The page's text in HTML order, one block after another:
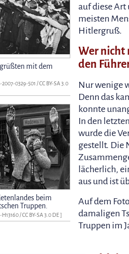
mit dem
2007-0329-501 /CC BY-SA 3.0
beim
Truppen.
H13160 /CC BY-SA 3.0 DE]
auf diese Art
meisten
Hitlergruß.
Wer
den
Nur wenige
Denn das
konnte
In den
wurde die
gestellt. Die
lächerlich,
aus und ist
Auf dem
damaligen
Truppen im